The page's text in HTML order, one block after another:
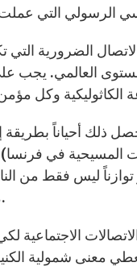
الضرورية
العالمي. يجب
ذلك أحياناً بطريقة
المسيحية في فرنسا)
ليس فقط من
من الناحية الكنسية.